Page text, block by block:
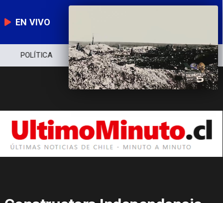
EN VIVO
POLÍTICA ECONOMÍA POLICIAL